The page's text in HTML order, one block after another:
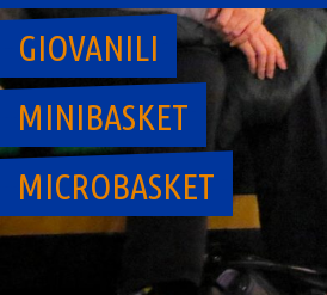
GIOVANILI
MINIBASKET
MICROBASKET